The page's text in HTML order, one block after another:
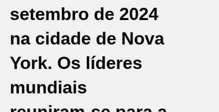
setembro de 2024
na cidade de Nova
York. Os líderes
mundiais